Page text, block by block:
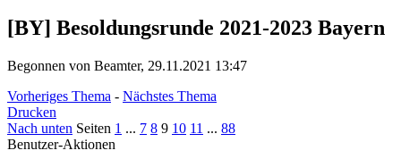
[BY] Besoldungsrunde 2021-2023 Bayern
Begonnen von Beamter, 29.11.2021 13:47
Vorheriges Thema - Nächstes Thema
Drucken
Nach unten Seiten 1 ... 7 8 9 10 11 ... 88
Benutzer-Aktionen